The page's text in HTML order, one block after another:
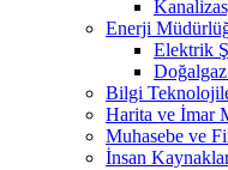
Enerji
Elektrik
Bilgi
Harita ve İmar
Muhasebe ve
İnsan